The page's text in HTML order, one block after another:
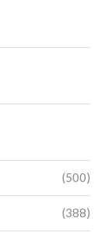
(500)
(388)